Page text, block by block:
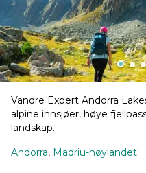
Vandre Expert Andorra
alpine innsjøer, høye
landskap.
Andorra, Madriu-høylandet